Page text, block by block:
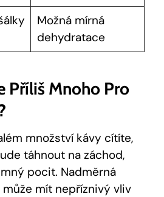
Možná mírná
dehydratace
Příliš Mnoho Pro
množství kávy cítíte,
táhnout na záchod,
pocit. Nadměrná
mít nepříznivý vliv